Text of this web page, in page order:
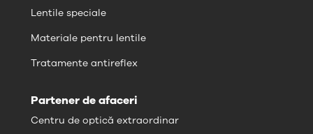
Lentile speciale
Materiale pentru lentile
Tratamente antireflex
Partener de afaceri
Centru de optică extraordinar